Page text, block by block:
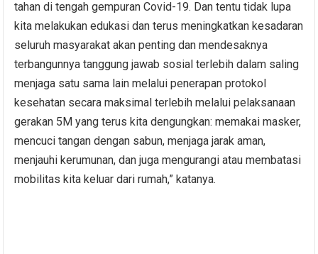
tahan di tengah gempuran Covid-19. Dan tentu tidak lupa
kita melakukan edukasi dan terus meningkatkan kesadaran
seluruh masyarakat akan penting dan mendesaknya
terbangunnya tanggung jawab sosial terlebih dalam saling
menjaga satu sama lain melalui penerapan protokol
kesehatan secara maksimal terlebih melalui pelaksanaan
gerakan 5M yang terus kita dengungkan: memakai masker,
mencuci tangan dengan sabun, menjaga jarak aman,
menjauhi kerumunan, dan juga mengurangi atau membatasi
mobilitas kita keluar dari rumah,” katanya.